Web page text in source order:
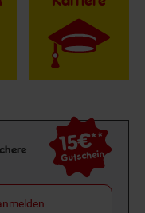
15€**
Gutschein